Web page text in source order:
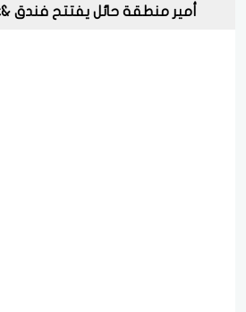
أمير منطقة حائل يفتتح فندق &quot;أياس&quot;